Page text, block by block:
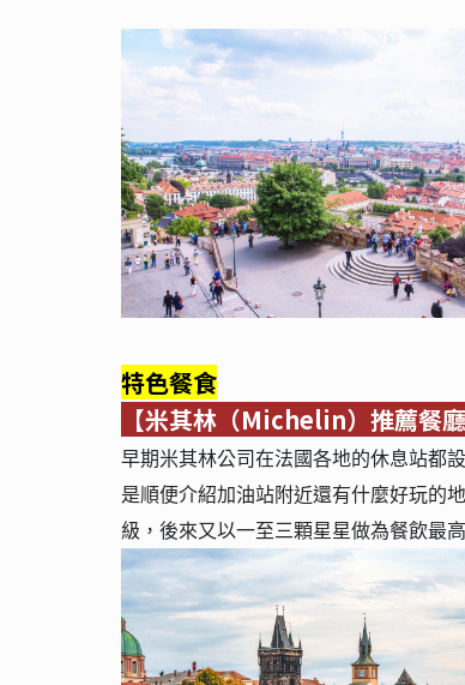
特色餐食
【米其林（Michelin）推薦餐廳
早期米其林公司在法國各地的休息站都
是順便介紹加油站附近還有什麼好玩的
級，後來又以一至三顆星星做為餐飲最